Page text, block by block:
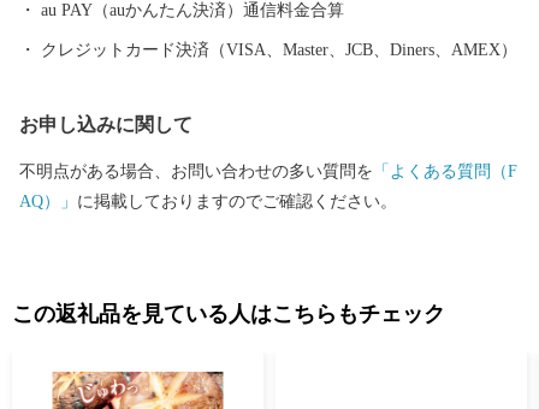
au PAY（auかんたん決済）通信料金合算
クレジットカード決済（VISA、Master、JCB、Diners、AMEX）
お申し込みに関して
不明点がある場合、お問い合わせの多い質問を 「よくある質問（F
AQ）」 に掲載しておりますのでご確認ください。
この返礼品を見ている人はこちらもチェック